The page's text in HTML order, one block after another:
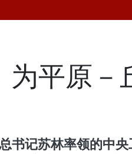
为平原－
书记苏林率领的中